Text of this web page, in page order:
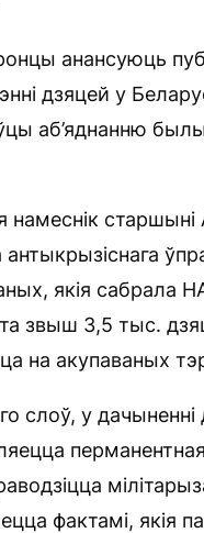
анансуюць
дзяцей у
аб’яднанню
намеснік старшыні
антыкрызіснага
якія сабрала
звыш 3,5 тыс.
на акупаваных
слоў, у
перманентная
фактамі,